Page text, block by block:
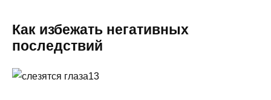
Как избежать негативных
последствий